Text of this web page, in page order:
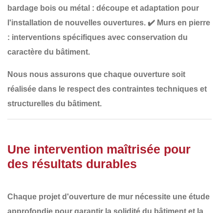
bardage bois ou métal : découpe et adaptation pour
l'installation de nouvelles ouvertures. ✔️ Murs en pierre
: interventions spécifiques avec conservation du
caractère du bâtiment.
Nous nous assurons que chaque ouverture soit
réalisée dans le respect des contraintes techniques et
structurelles du bâtiment.
Une intervention maîtrisée pour
des résultats durables
Chaque projet d'ouverture de mur nécessite une étude
approfondie pour garantir la solidité du bâtiment et la